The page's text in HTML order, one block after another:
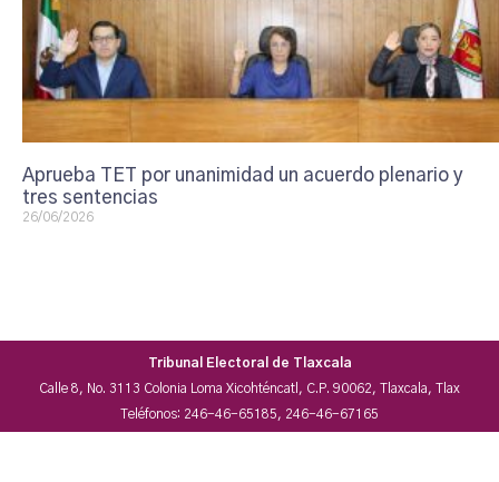
Aprueba TET por unanimidad un acuerdo plenario y
tres sentencias
26/06/2026
Tribunal Electoral de Tlaxcala
Calle 8, No. 3113 Colonia Loma Xicohténcatl, C.P. 90062, Tlaxcala, Tlax
Teléfonos: 246-46-65185, 246-46-67165